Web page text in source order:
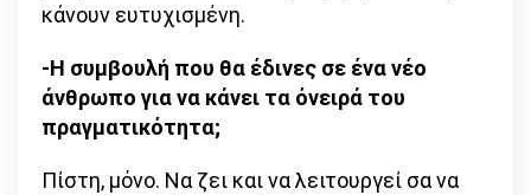
κάνουν ευτυχισμένη.
-Η συμβουλή που θα έδινες σε ένα νέο
άνθρωπο για να κάνει τα όνειρά του
πραγματικότητα;
Πίστη, μόνο. Να ζει και να λειτουργεί σα να